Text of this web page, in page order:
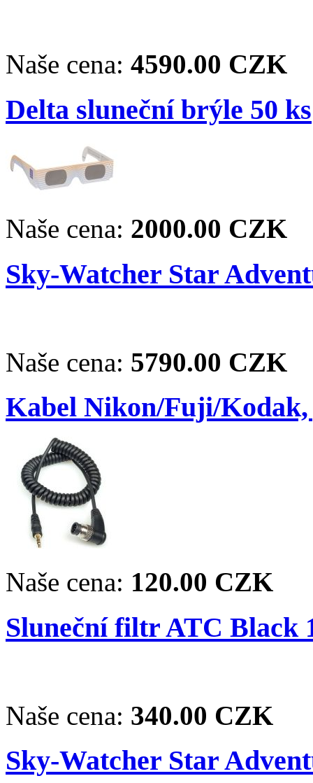
Naše cena: 4590.00 CZK
Delta sluneční brýle 50 ks
Naše cena: 2000.00 CZK
Sky-Watcher Star
Naše cena: 5790.00 CZK
Kabel Nikon/Fuji/Kodak,
Naše cena: 120.00 CZK
Sluneční filtr ATC Black
Naše cena: 340.00 CZK
Sky-Watcher Star